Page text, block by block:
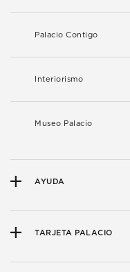
Palacio Contigo
Interiorismo
Museo Palacio
AYUDA
TARJETA PALACIO